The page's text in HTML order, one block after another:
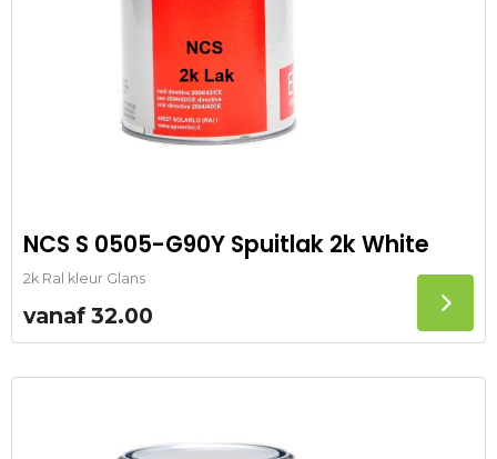
NCS S 0505-G90Y Spuitlak 2k White
2k Ral kleur Glans
vanaf 32.00